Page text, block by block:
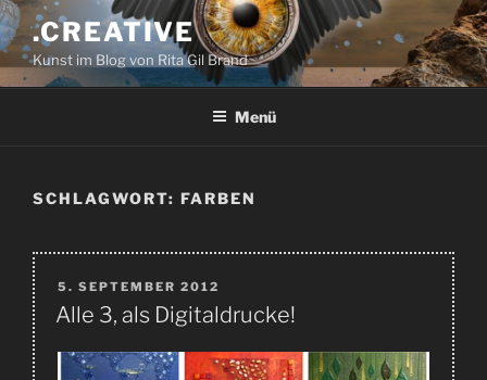
Zum
Inhalt
springen
.CREATIVE
Kunst im Blog von Rita Gil Brand
Menü
SCHLAGWORT: FARBEN
VERÖFFENTLICHT
AM
5. SEPTEMBER 2012
Alle 3, als Digitaldrucke!